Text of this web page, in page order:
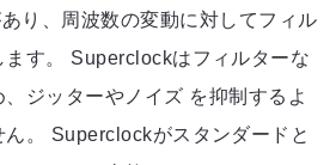
り、周波数の変動に対してフィル
ます。 Superclockはフィルターな
、ジッターやノイズ を抑制するよ
ん。 Superclockがスタンダードと